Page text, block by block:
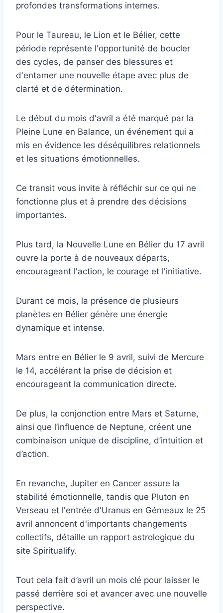
profondes transformations internes.
Pour le Taureau, le Lion et le Bélier, cette
période représente l'opportunité de boucler
des cycles, de panser des blessures et
d'entamer une nouvelle étape avec plus de
clarté et de détermination.
Le début du mois d'avril a été marqué par la
Pleine Lune en Balance, un événement qui a
mis en évidence les déséquilibres relationnels
et les situations émotionnelles.
Ce transit vous invite à réfléchir sur ce qui ne
fonctionne plus et à prendre des décisions
importantes.
Plus tard, la Nouvelle Lune en Bélier du 17 avril
ouvre la porte à de nouveaux départs,
encourageant l'action, le courage et l'initiative.
Durant ce mois, la présence de plusieurs
planètes en Bélier génère une énergie
dynamique et intense.
Mars entre en Bélier le 9 avril, suivi de Mercure
le 14, accélérant la prise de décision et
encourageant la communication directe.
De plus, la conjonction entre Mars et Saturne,
ainsi que l’influence de Neptune, créent une
combinaison unique de discipline, d’intuition et
d’action.
En revanche, Jupiter en Cancer assure la
stabilité émotionnelle, tandis que Pluton en
Verseau et l'entrée d'Uranus en Gémeaux le 25
avril annoncent d'importants changements
collectifs, détaille un rapport astrologique du
site Spiritualify.
Tout cela fait d’avril un mois clé pour laisser le
passé derrière soi et avancer avec une nouvelle
perspective.